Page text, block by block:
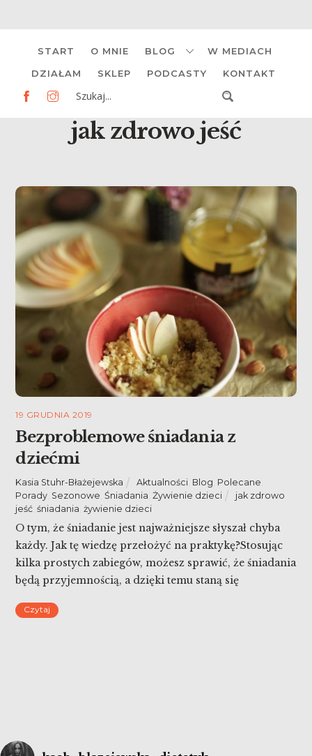
content
START O MNIE BLOG W MEDIACH
DZIAŁAM SKLEP PODCASTY KONTAKT
jak zdrowo jeść
19 GRUDNIA 2019
Bezproblemowe śniadania z
dziećmi
Kasia Stuhr-Błażejewska Aktualności Blog Polecane
Porady Sezonowe ,Śniadania ,Żywienie dzieci
jak zdrowo
jeść ,śniadania ,żywienie dzieci
O tym, że śniadanie jest najważniejsze słyszał chyba
każdy. Jak tę wiedzę przełożyć na praktykę?Stosując
kilka prostych zabiegów, możesz sprawić, że śniadania
będą przyjemnością, a dzięki temu staną się
Czytaj